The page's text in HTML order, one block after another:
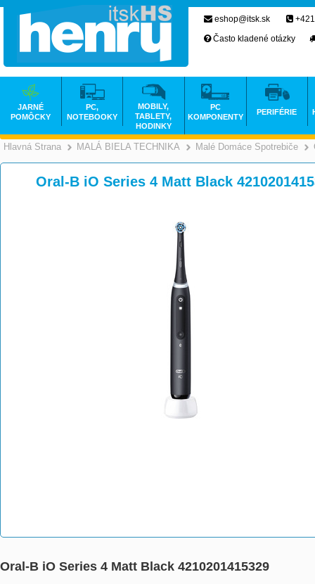
Hlavná Strana >
MALÁ BIELA TECHNIKA >
Malé Domáce Spotrebiče
Oral-B iO Series 4 Matt Black
Oral-B iO Series 4 Matt Black 4210201415329
eshop@itsk.sk
Často kladené otázky
JARNÉ
POMÔCKY
PC,
NOTEBOOKY
MOBILY,
TABLETY,
HODINKY
PC
KOMPONENTY
PERIFÉRIE